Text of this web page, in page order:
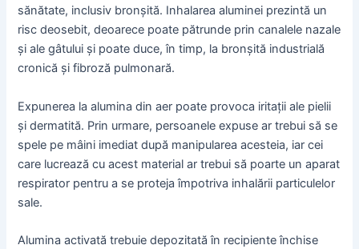
sănătate, inclusiv bronșită. Inhalarea aluminei prezintă un
risc deosebit, deoarece poate pătrunde prin canalele nazale
și ale gâtului și poate duce, în timp, la bronșită industrială
cronică și fibroză pulmonară.
Expunerea la alumina din aer poate provoca iritații ale pielii
și dermatită. Prin urmare, persoanele expuse ar trebui să se
spele pe mâini imediat după manipularea acesteia, iar cei
care lucrează cu acest material ar trebui să poarte un aparat
respirator pentru a se proteja împotriva inhalării particulelor
sale.
Alumina activată trebuie depozitată în recipiente închise